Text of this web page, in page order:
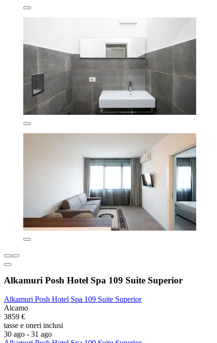
Alkamuri Posh Hotel Spa 109 Suite Superior
Alkamuri Posh Hotel Spa 109 Suite Superior
Alcamo
3859 €
tasse e oneri inclusi
30 ago - 31 ago